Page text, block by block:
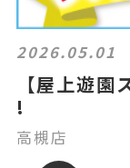
2026.05.01
【屋上遊
!
高槻店